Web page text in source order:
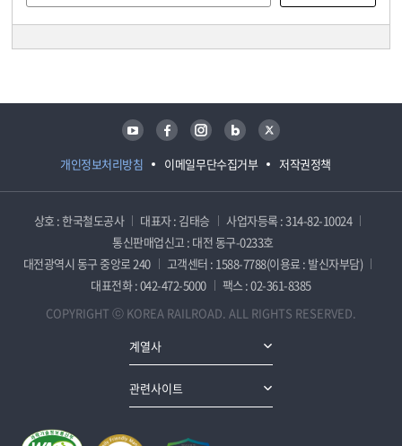
개인정보처리방침 이메일무단수집거부 저작권정책
유튜브 페이스북 인스타그램 블로그 트위터
상호 : 한국철도공사 대표자 : 김태승
사업자등록 : 314-82-10024
통신판매업신고 : 대전 동구-0233호
대전광역시 동구 중앙로 240
고객센터 : 1588-7788(이용료 : 발신자부담)
대표전화 : 042-472-5000
팩스 : 02-361-8385
COPYRIGHT ⓒ KOREA RAILROAD. ALL RIGHTS RESERVED.
계열사
관련사이트